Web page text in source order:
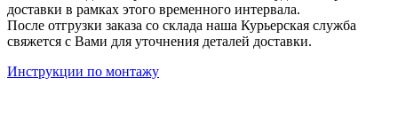
доставки в рамках этого временного интервала.
После отгрузки заказа со склада наша Курьерская служба
свяжется с Вами для уточнения деталей доставки.
Инструкции по монтажу